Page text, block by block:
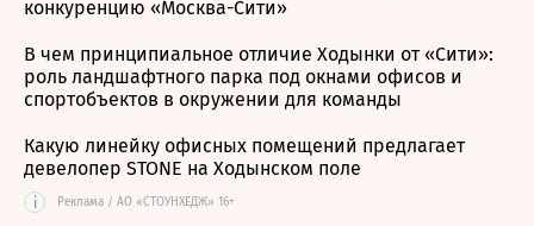
конкуренцию «Москва-Сити»
В чем принципиальное отличие Ходынки от «Сити»:
роль ландшафтного парка под окнами офисов и
спортобъектов в окружении для команды
Какую линейку офисных помещений предлагает
девелопер STONE на Ходынском поле
i Реклама / АО «СТОУНХЕДЖ» 16+